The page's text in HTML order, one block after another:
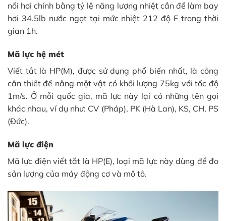
nồi hơi chính bằng tỷ lệ năng lượng nhiệt cần để làm bay
hơi 34.5lb nước ngọt tại mức nhiệt 212 độ F trong thời
gian 1h.
Mã lực hệ mét
Viết tắt là HP(M), được sử dụng phổ biến nhất, là công
cần thiết để nâng một vật có khối lượng 75kg với tốc độ
1m/s. Ở mỗi quốc gia, mã lực này lại có những tên gọi
khác nhau, ví dụ như: CV (Pháp), PK (Hà Lan), KS, CH, PS
(Đức).
Mã lực điện
Mã lực điện viết tắt là HP(E), loại mã lực này dùng để đo
sản lượng của máy động cơ và mô tô.